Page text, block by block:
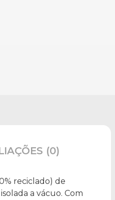
(0)
reciclado) de
a vácuo. Com